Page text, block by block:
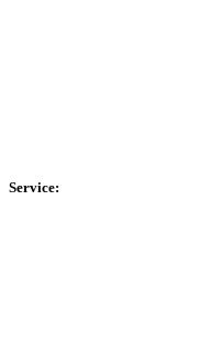
Service: